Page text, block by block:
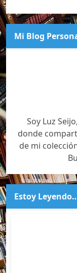
Mi Blog
Soy Luz
donde
de mi
Estoy